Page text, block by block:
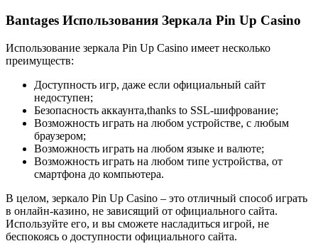
Вantages Использования Зеркала Pin Up Casino
Использование зеркала Pin Up Casino имеет несколько
преимуществ:
Доступность игр, даже если официальный сайт
недоступен;
Безопасность аккаунта,thanks to SSL-шифрование;
Возможность играть на любом устройстве, с любым
браузером;
Возможность играть на любом языке и валюте;
Возможность играть на любом типе устройства, от
смартфона до компьютера.
В целом, зеркало Pin Up Casino – это отличный способ играть
в онлайн-казино, не зависящий от официального сайта.
Используйте его, и вы сможете насладиться игрой, не
беспокоясь о доступности официального сайта.